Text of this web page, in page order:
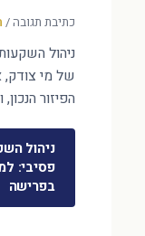
כתיבת תגובה/
ניהול
של מי
הפיזור הנכון,
ניהול
בפרישה